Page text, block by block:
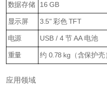
数据存储 16 GB
显示屏 3.5" 彩色 TFT
电源 USB / 4 节 AA 电池
重量 约 0.78 kg（含保护壳
应用领域